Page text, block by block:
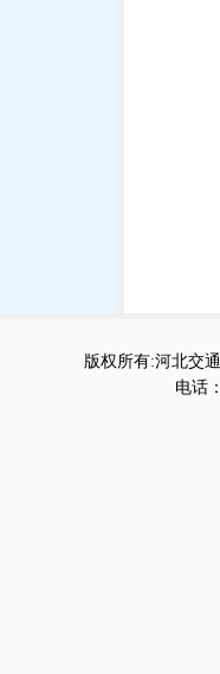
版权所有:河北交
电话